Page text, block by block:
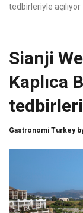
tedbirleriyle açılıyor
Sianji
Kaplıca
Gastronomi Turkey